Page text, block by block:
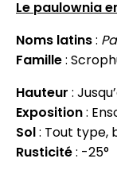
Le paulownia
Noms latins:
Famille:
Hauteur :
Exposition:
Sol: Tout type,
Rusticité: -25°